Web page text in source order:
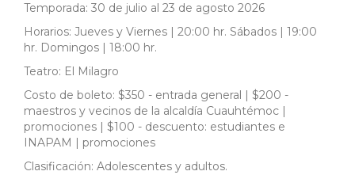
Temporada: 30 de julio al 23 de agosto 2026
Horarios: Jueves y Viernes | 20:00 hr. Sábados | 19:00
hr. Domingos | 18:00 hr.
Teatro: El Milagro
Costo de boleto: $350 - entrada general | $200 -
maestros y vecinos de la alcaldía Cuauhtémoc |
promociones | $100 - descuento: estudiantes e
INAPAM | promociones
Clasificación: Adolescentes y adultos.